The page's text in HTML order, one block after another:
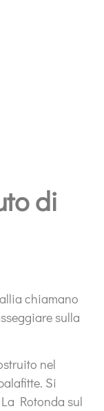
di
chiamano
sulla
nel
Si
Rotonda sul